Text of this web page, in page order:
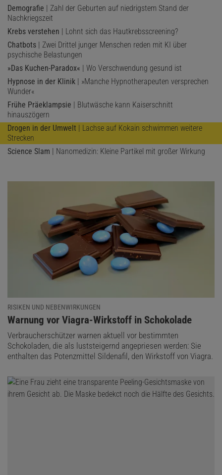
Demografie | Zahl der Geburten auf niedrigstem Stand der
Nachkriegszeit
Krebs verstehen | Lohnt sich das Hautkrebsscreening?
Chatbots | Zwei Drittel junger Menschen reden mit KI über
psychische Belastungen
»Das Kuchen-Paradox« | Wo Verschwendung gesund ist
Hypnose in der Klinik | »Manche Hypnotherapeuten versprechen
Wunder«
Frühe Präeklampsie | Blutwäsche kann Kaiserschnitt
hinauszögern
Drogen in der Umwelt | Lachse auf Kokain schwimmen weitere
Strecken
Science Slam | Nanomedizin: Kleine Partikel mit großer Wirkung
RISIKEN UND NEBENWIRKUNGEN
:
Warnung vor Viagra-Wirkstoff in Schokolade
Verbraucherschützer warnen aktuell vor bestimmten
Schokoladen, die als luststeigernd angepriesen werden: Sie
enthalten das Potenzmittel Sildenafil, den Wirkstoff von Viagra.